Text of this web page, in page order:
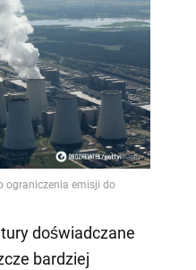
doświadczane
bardziej